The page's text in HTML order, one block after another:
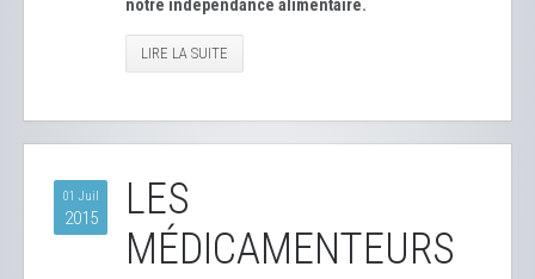
notre indépendance alimentaire.
LIRE LA SUITE
01 Juil
2015
LES
MÉDICAMENTEURS